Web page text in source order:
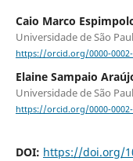
Caio Marco
Universidade de São
https://orcid.org/0000-0002-
Elaine Sampaio
Universidade de São
https://orcid.org/0000-0002-
DOI: https://doi.org/